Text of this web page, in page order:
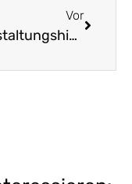
Vor
Veranstaltungshinweis: Seminarreihe „Heimat 4.0 – Tradition und Fortschritt im Einklang“ (Kulmbach)